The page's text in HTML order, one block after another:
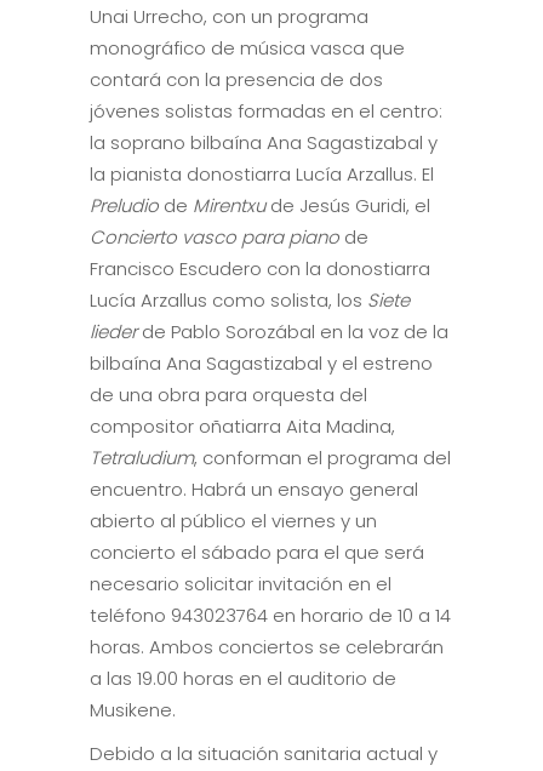
Unai Urrecho, con un programa
monográfico de música vasca que
contará con la presencia de dos
jóvenes solistas formadas en el centro:
la soprano bilbaína Ana Sagastizabal y
la pianista donostiarra Lucía Arzallus. El
Preludio de Mirentxude Jesús Guridi, el
Concierto vasco para piano de
Francisco Escudero con la donostiarra
Lucía Arzallus como solista, los Siete
liederde Pablo Sorozábal en la voz de la
bilbaína Ana Sagastizabal y el estreno
de una obra para orquesta del
compositor oñatiarra Aita Madina,
Tetraludium, conforman el programa del
encuentro. Habrá un ensayo general
abierto al público el viernes y un
concierto el sábado para el que será
necesario solicitar invitación en el
teléfono 943023764 en horario de 10 a 14
horas. Ambos conciertos se celebrarán
a las 19.00 horas en el auditorio de
Musikene.
Debido a la situación sanitaria actual y